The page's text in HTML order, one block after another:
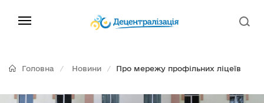
Головна Новини Про мережу профільних ліцеїв